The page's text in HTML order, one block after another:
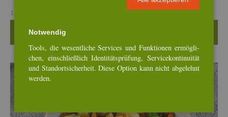
18. Jan, 2026
Not­wen­dig
Tools, die we­sent­li­che Ser­vices und Funk­tio­nen er­mög­li­
chen, ein­schlie­ß­lich Iden­ti­täts­prü­fung, Ser­vice­kon­ti­nui­tät
und Stand­ort­si­cher­heit. Diese Op­ti­on kann nicht ab­ge­lehnt
wer­den.